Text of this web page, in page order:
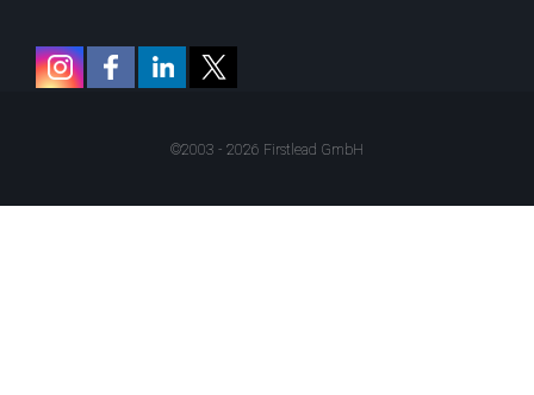
©2003 - 2026 Firstlead GmbH